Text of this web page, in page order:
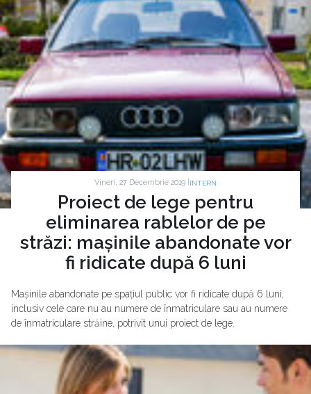
Vineri, 27 Decembrie 2019 | INTERN
Proiect de lege pentru
eliminarea rablelor de pe
străzi: mașinile abandonate vor
fi ridicate după 6 luni
Mașinile abandonate pe spațiul public vor fi ridicate după 6 luni,
inclusiv cele care nu au numere de înmatriculare sau au numere
de înmatriculare străine, potrivit unui proiect de lege.